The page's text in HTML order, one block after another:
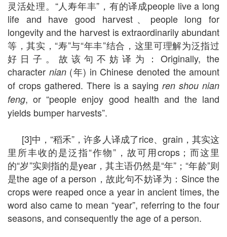
灵活处理。“人寿年丰”，有的译成people live a long
life and have good harvest、people long for
longevity and the harvest is extraordinarily abundant
等，其实，“寿”与“年丰”结合，这里可理解为泛指过
好日子。故该句不妨译为：Originally, the
character nian(年) in Chinese denoted the amount
of crops gathered. There is a saying ren shou nian
feng, or “people enjoy good health and the land
yields bumper harvests”.
[3]中，“稻禾”，许多人译成了rice、grain，其实这
里所丰收的是泛指“作物”，故可用crops；而这里
的“岁”实则指的是year，其主语仍然是“年”；“年龄”则
是the age of a person，故此句不妨译为：Since the
crops were reaped once a year in ancient times, the
word also came to mean “year”, referring to the four
seasons, and consequently the age of a person.